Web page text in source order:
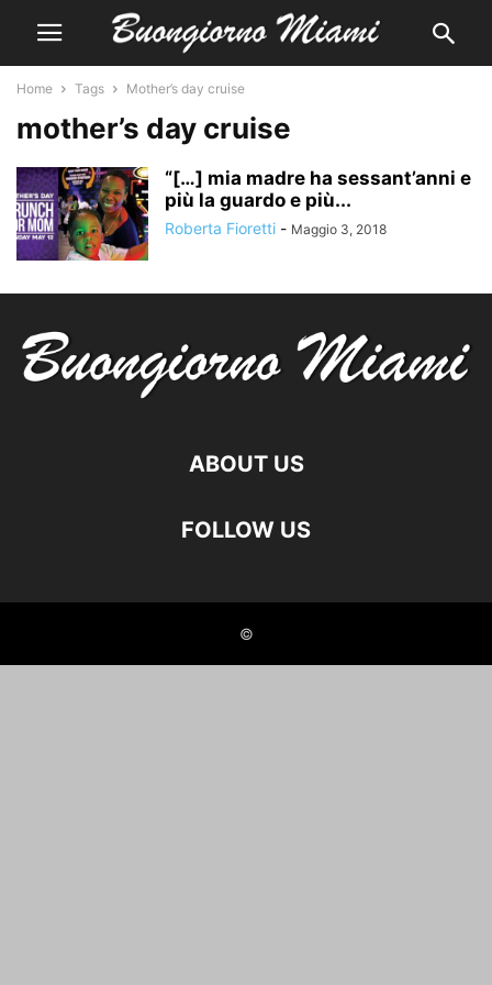
Home Tags Mother’s day cruise
mother’s day cruise
“[…] mia madre ha sessant’anni e
più la guardo e più...
Roberta Fioretti - Maggio 3, 2018
ABOUT US
FOLLOW US
©